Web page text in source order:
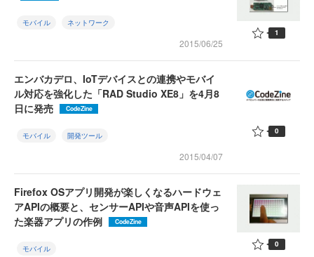
モバイル ネットワーク
2015/06/25
1
エンバカデロ、IoTデバイスとの連携やモバイ
ル対応を強化した「RAD Studio XE8」を4月8
日に発売
CodeZine
モバイル 開発ツール
2015/04/07
0
Firefox OSアプリ開発が楽しくなるハードウェ
アAPIの概要と、センサーAPIや音声APIを使っ
た楽器アプリの作例
CodeZine
モバイル 0